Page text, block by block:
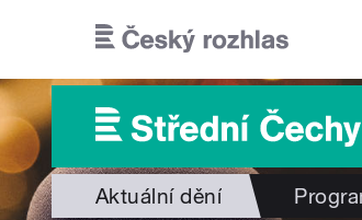
Aktuální dění